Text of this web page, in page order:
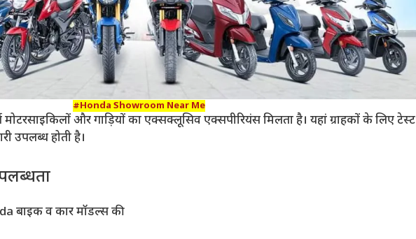
#Honda Showroom Near Me
और गाड़ियों का एक्सक्लूसिव एक्सपीरियंस मिलता है। यहां ग्राहकों के लिए टेस्ट
उपलब्ध होती है।
बाइक व कार मॉडल्स की